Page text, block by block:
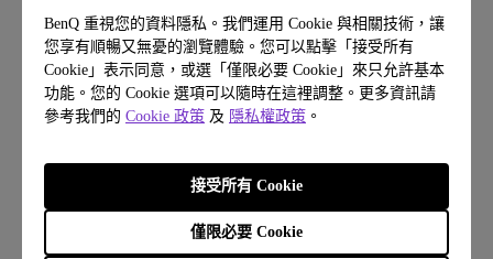
BenQ 重視您的資料隱私。我們運用 Cookie 與相關技術，讓
您享有順暢又無憂的瀏覽體驗。您可以點擊「接受所有
Cookie」表示同意，或選「僅限必要 Cookie」來只允許基本
功能。您的 Cookie 選項可以隨時在這裡調整。更多資訊請
參考我們的 Cookie 政策 及 隱私權政策 。
僅限必要 Cookie
接受所有 Cookie
了解常見問題
了解更多